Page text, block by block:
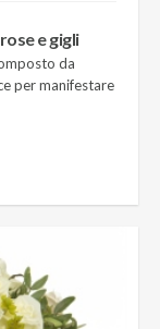
e gigli
da
per manifestare